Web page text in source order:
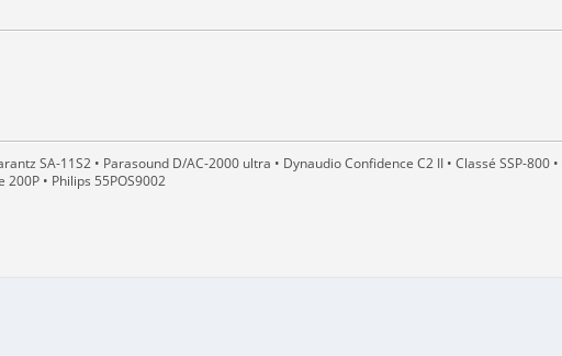
SA-11S2 • Parasound D/AC-2000 ultra • Dynaudio Confidence C2 II • Classé SSP-800
200P • Philips 55POS9002